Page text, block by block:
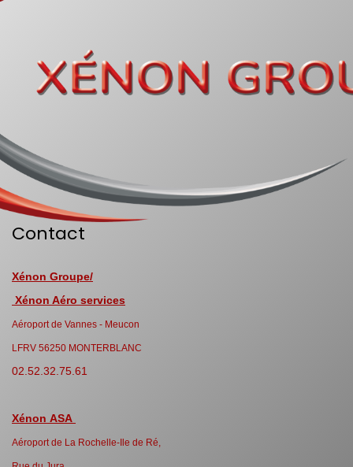
Contact
Xénon Groupe/
Xénon Aéro services
Aéroport de Vannes - Meucon
LFRV 56250 MONTERBLANC
02.52.32.75.61
Xénon ASA
Aéroport de La Rochelle-Ile de Ré,